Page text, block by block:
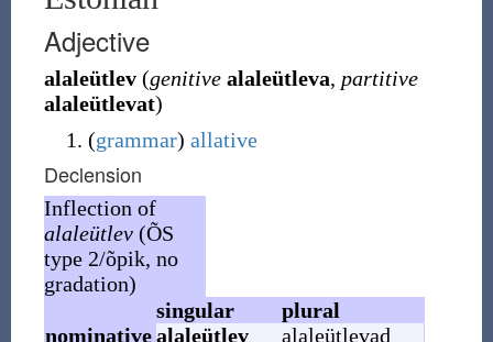
Adjective
alaleütlev (genitive alaleütleva, partitive
alaleütlevat)
(grammar) allative
Declension
Inflection of
alaleütlev(ÕS
type 2/õpik, no
gradation)
singular
plural
nominative alaleütlev
alaleütlevad